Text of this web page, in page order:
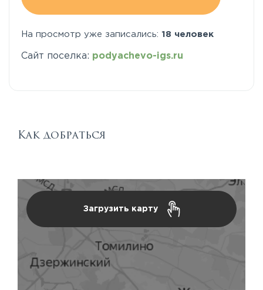
На просмотр уже записались: 18 человек
Сайт поселка: podyachevo-igs.ru
Как добраться
Загрузить карту